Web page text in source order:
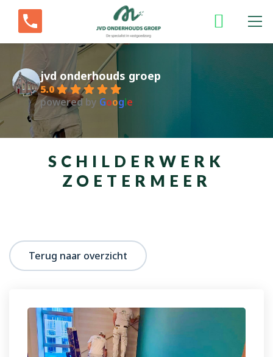
jvd onderhouds groep
5.0
powered by Google
SCHILDERWERK
ZOETERMEER
Terug naar overzicht